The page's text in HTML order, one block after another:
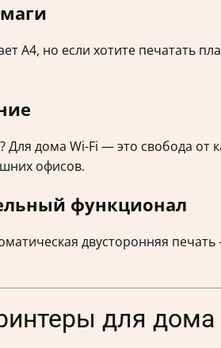
A4, но если хотите печатать
Для дома Wi-Fi — это свобода
офисов.
функционал
двусторонняя
для дома